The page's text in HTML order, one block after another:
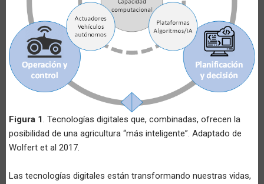
Figura 1. Tecnologías digitales que, combinadas, ofrecen la
posibilidad de una agricultura “más inteligente”. Adaptado de
Wolfert et al 2017.
Las tecnologías digitales están transformando nuestras vidas,